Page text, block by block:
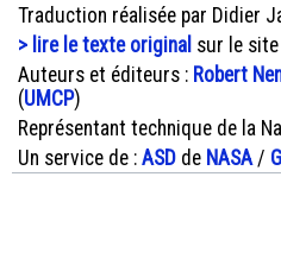
Traduction réalisée par Didier
> lire le texte original sur le site
Auteurs et éditeurs : Robert
(UMCP)
Représentant technique de la
Un service de : ASD de NASA/